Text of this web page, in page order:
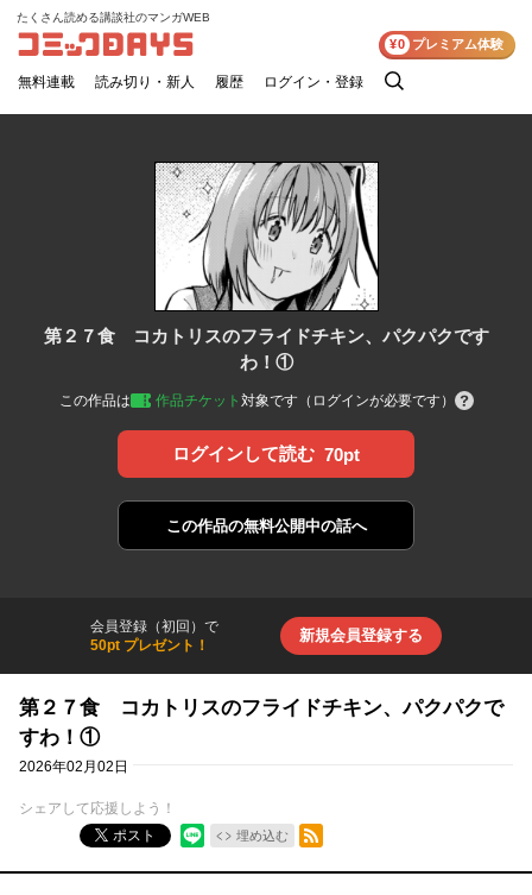
コミックDAYS
たくさん読める講談社のマンガWEB
無料連載 読み切り・新人 履歴 ログイン・登録
検
¥0 プレミアム体験
第２７食 コカトリスのフライドチキン、パクパクです
わ！①
この作品は 作品チケット 対象です（ログインが必要です）
ログインして読む 70pt
この作品の無料公開中の話へ
会員登録（初回）で
50pt プレゼント！
新規会員登録する
第２７食 コカトリスのフライドチキン、パクパクで
すわ！①
2026年02月02日
シェアして応援しよう！
ポスト
埋め込む
RSSフィード